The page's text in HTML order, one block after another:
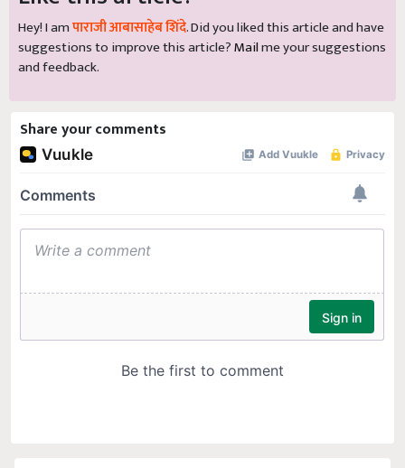
Hey! I amपाराजी आबासाहेब शिंदे. Did you liked this article and have
suggestions to improve this article?Mailme your suggestions
and feedback.
Share your comments